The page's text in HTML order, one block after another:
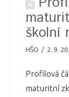
školní
HŠO 2. 9.
Profilová
maturitní